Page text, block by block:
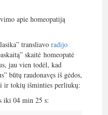
apie homeopatiją
transliavo radijo
skaitė homeopatė
jau vien todėl, kad
būtų raudonavęs iš gėdos,
ir tokių išminties perliukų:
iki 04 min 25 s: